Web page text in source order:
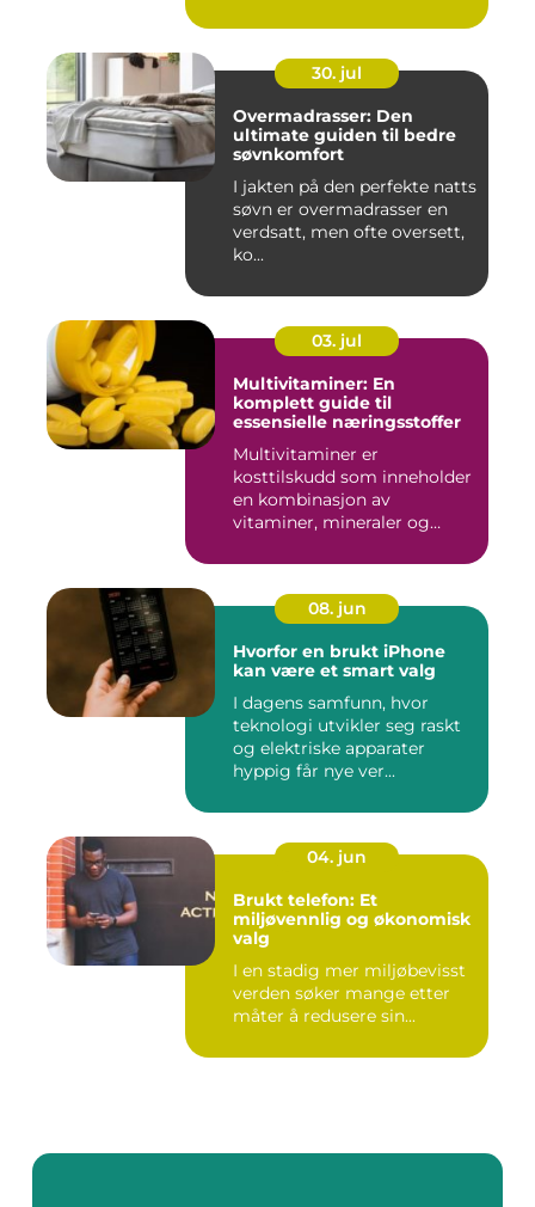
30. jul
Overmadrasser: Den
ultimate guiden til bedre
søvnkomfort
I jakten på den perfekte natts
søvn er overmadrasser en
verdsatt, men ofte oversett,
ko...
03. jul
Multivitaminer: En
komplett guide til
essensielle næringsstoffer
Multivitaminer er
kosttilskudd som inneholder
en kombinasjon av
vitaminer, mineraler og
08. jun
Hvorfor en brukt iPhone
kan være et smart valg
I dagens samfunn, hvor
teknologi utvikler seg raskt
og elektriske apparater
hyppig får nye ver...
04. jun
Brukt telefon: Et
miljøvennlig og økonomisk
valg
I en stadig mer miljøbevisst
verden søker mange etter
måter å redusere sin...